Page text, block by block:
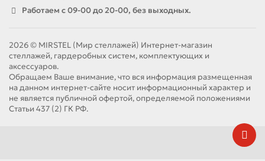
Работаем с 09-00 до 20-00, без выходных.
2026 © MIRSTEL (Мир стеллажей) Интернет-магазин
стеллажей, гардеробных систем, комплектующих и
аксессуаров.
Обращаем Ваше внимание, что вся информация размещенная
на данном интернет-сайте носит информационный характер и
не является публичной офертой, определяемой положениями
Статьи 437 (2) ГК РФ.